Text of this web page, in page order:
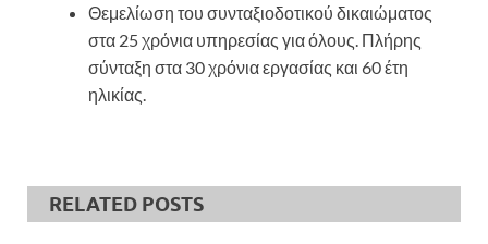
Θεμελίωση του συνταξιοδοτικού δικαιώματος
στα 25 χρόνια υπηρεσίας για όλους. Πλήρης
σύνταξη στα 30 χρόνια εργασίας και 60 έτη
ηλικίας.
RELATED POSTS